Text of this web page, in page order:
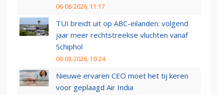
06-08-2026, 11:17
TUI breidt uit op ABC-eilanden: volgend
jaar meer rechtstreekse vluchten vanaf
Schiphol
06-08-2026, 10:24
Nieuwe ervaren CEO moet het tij keren
voor geplaagd Air India